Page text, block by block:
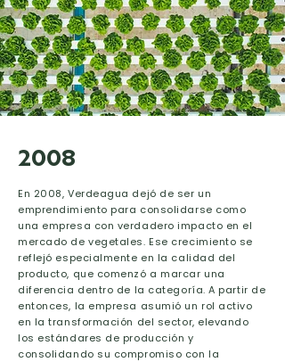
2008
En 2008, Verdeagua dejó de ser un
emprendimiento para consolidarse como
una empresa con verdadero impacto en el
mercado de vegetales. Ese crecimiento se
reflejó especialmente en la calidad del
producto, que comenzó a marcar una
diferencia dentro de la categoría. A partir de
entonces, la empresa asumió un rol activo
en la transformación del sector, elevando
los estándares de producción y
consolidando su compromiso con la